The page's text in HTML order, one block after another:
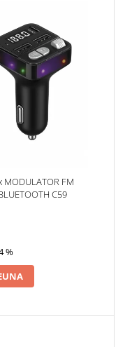
MODULATOR FM
C59
%